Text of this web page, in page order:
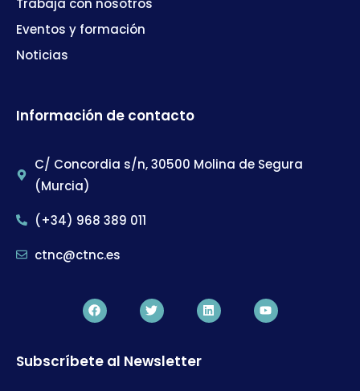
Trabaja con nosotros
Eventos y formación
Noticias
Información de contacto
C/ Concordia s/n, 30500 Molina de Segura
(Murcia)
(+34) 968 389 011
ctnc@ctnc.es
Subscríbete al Newsletter